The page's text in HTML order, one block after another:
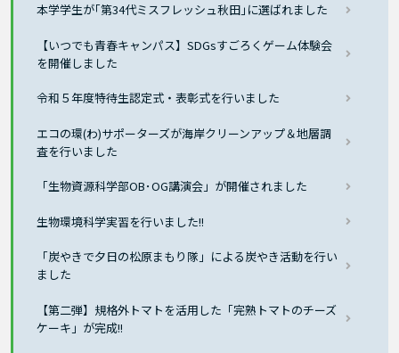
本学学生が｢第34代ミスフレッシュ秋田｣に選ばれました
【いつでも青春キャンパス】SDGsすごろくゲーム体験会
を開催しました
令和５年度特待生認定式・表彰式を行いました
エコの環(わ)サポーターズが海岸クリーンアップ＆地層調
査を行いました
「生物資源科学部OB･OG講演会」が開催されました
生物環境科学実習を行いました!!
「炭やきで夕日の松原まもり隊」による炭やき活動を行い
ました
【第二弾】規格外トマトを活用した「完熟トマトのチーズ
ケーキ」が完成!!